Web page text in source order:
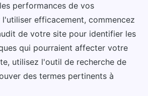
performances de vos
efficacement, commencez
de votre site pour identifier les
qui pourraient affecter votre
utilisez l'outil de recherche de
des termes pertinents à